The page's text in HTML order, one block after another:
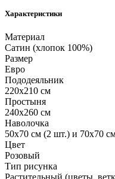
Характеристики
Материал
Сатин (хлопок 100%)
Размер
Евро
Пододеяльник
220х210 см
Простыня
240х260 см
Наволочка
50х70 см (2 шт.) и 70х70
Цвет
Розовый
Тип рисунка